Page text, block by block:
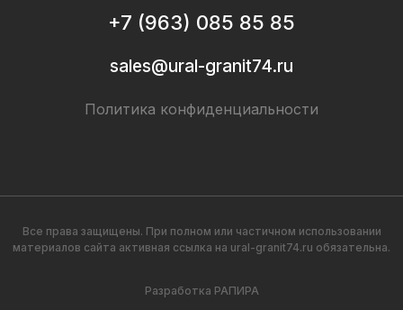
+7 (963) 085 85 85
sales@ural-granit74.ru
Политика конфиденциальности
Все права защищены. При полном или частичном использовании
материалов сайта активная ссылка на ural-granit74.ru обязательна.
Разработка РАПИРА